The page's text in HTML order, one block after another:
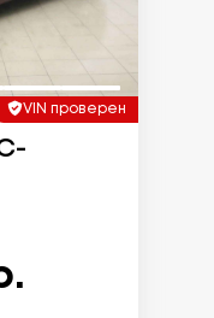
VIN проверен